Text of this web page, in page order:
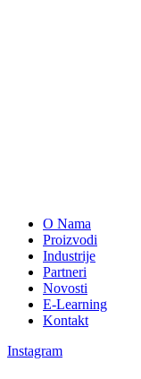
O Nama
Proizvodi
Industrije
Partneri
Novosti
E-Learning
Kontakt
Instagram